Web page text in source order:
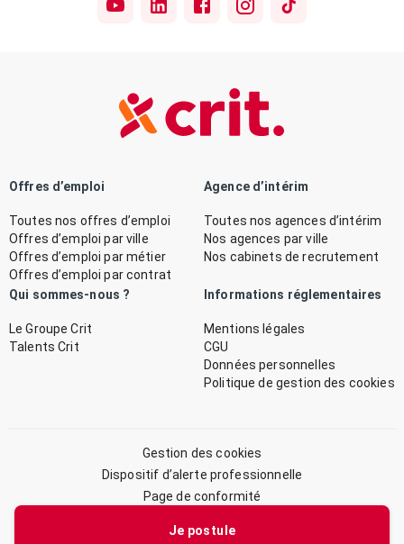
Je postule
Offres d’emploi
Toutes nos offres d’emploi
Offres d’emploi par ville
Offres d’emploi par métier
Offres d’emploi par contrat
Agence d’intérim
Toutes nos agences d’intérim
Nos agences par ville
Nos cabinets de recrutement
Qui sommes-nous ?
Le Groupe Crit
Talents Crit
Informations réglementaires
Mentions légales
CGU
Données personnelles
Politique de gestion des cookies
Gestion des cookies
Dispositif d’alerte professionnelle
Page de conformité
© 2026 CRIT